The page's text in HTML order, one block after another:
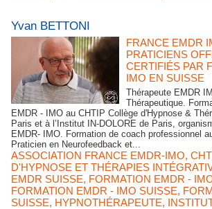
Yvan BETTONI
FRANCE EMDR
PRATICIENS
CERTIFIÉS PAR
IMO EN SUISSE
Thérapeute EMDR
Thérapeutique.
EMDR - IMO au CHTIP Collège d'Hypnose &
Paris et à l’Institut IN-DOLORE de Paris,
EMDR- IMO. Formation de coach professionnel
Praticien en Neurofeedback et...
ASSOCIATION FRANCE EMDR-IMO,
D'HYPNOSE ET THÉRAPIES
EMDR SUISSE, FORMATION EMDR -
FORMATION EMDR - IMO SUISSE,
SUISSE, HYPNOTHÉRAPEUTE,